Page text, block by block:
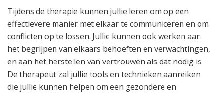
Tijdens de therapie kunnen jullie leren om op een
effectievere manier met elkaar te communiceren en om
conflicten op te lossen. Jullie kunnen ook werken aan
het begrijpen van elkaars behoeften en verwachtingen,
en aan het herstellen van vertrouwen als dat nodig is.
De therapeut zal jullie tools en technieken aanreiken
die jullie kunnen helpen om een gezondere en